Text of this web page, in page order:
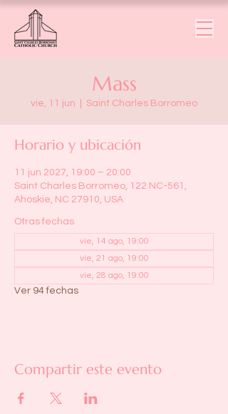
Mass
vie, 11 jun Saint Charles Borromeo
Horario y ubicación
11 jun 2027, 19:00 – 20:00
Saint Charles Borromeo, 122 NC-561,
Ahoskie, NC 27910, USA
Otras fechas
vie, 14 ago, 19:00
vie, 21 ago, 19:00
vie, 28 ago, 19:00
Ver 94 fechas
Compartir este evento